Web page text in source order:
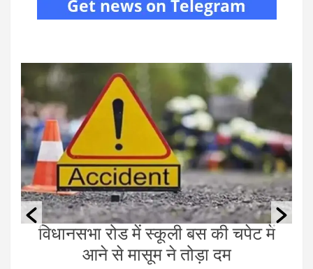
छत्तीसगढ़ कैबिनेट के बड़े फैसले, AI मिशन
सहित सात अहम निर्णय